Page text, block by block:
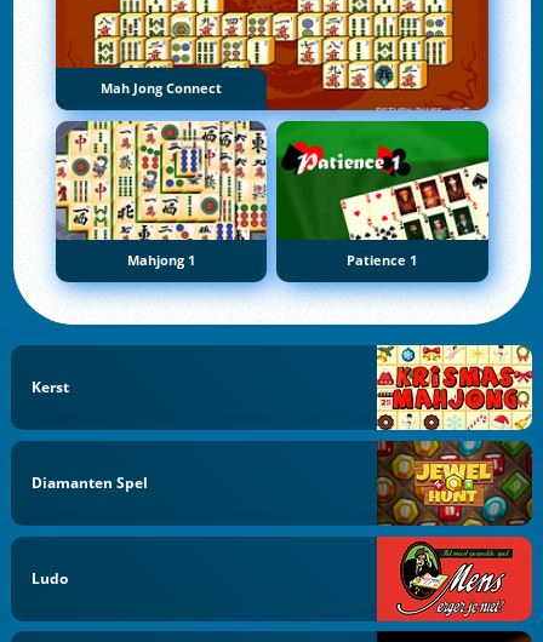
Mah Jong Connect
Mahjong 1 Patience 1
Kerst
Diamanten Spel
Ludo